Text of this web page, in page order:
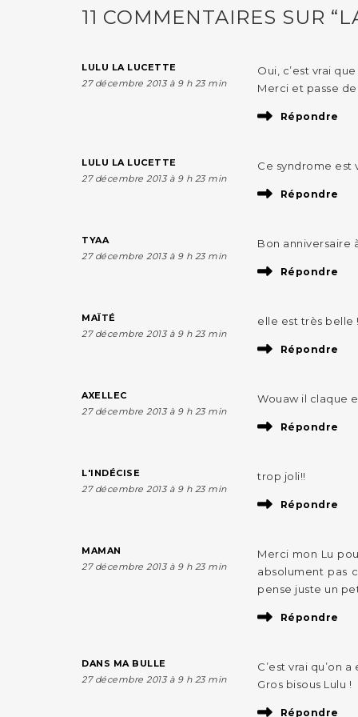
11 COMMENTAIRES SUR
LULU LA LUCETTE
27 décembre 2013 à 9 h 23 min
Oui, c’est vrai
Merci et passe
Répondre
LULU LA LUCETTE
27 décembre 2013 à 9 h 23 min
Ce syndrome est
Répondre
TYAA
27 décembre 2013 à 9 h 23 min
Bon anniversaire
Répondre
MAÏTÉ
27 décembre 2013 à 9 h 23 min
elle est très belle
Répondre
AXELLEC
27 décembre 2013 à 9 h 23 min
Wouaw il claque
Répondre
L'INDÉCISE
27 décembre 2013 à 9 h 23 min
trop joli!!
Répondre
MAMAN
27 décembre 2013 à 9 h 23 min
Merci mon Lu
absolument pas
pense juste un
Répondre
DANS MA BULLE
27 décembre 2013 à 9 h 23 min
C’est vrai qu’on
Gros bisous Lulu !
Répondre